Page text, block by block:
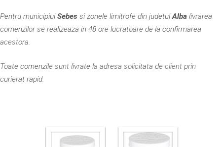
Pentru municipiulSebes si zonele limitrofe din judetulAlba livrarea
comenzilor se realizeaza in 48 ore lucratoare de la confirmarea
acestora.
Toate comenzile sunt livrate la adresa solicitata de client prin
curierat rapid.